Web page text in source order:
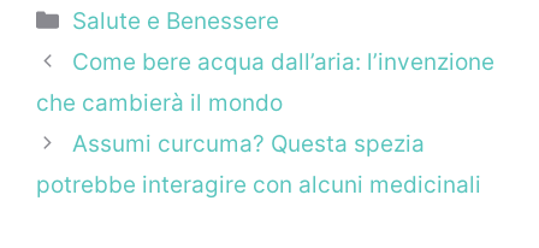
Categorie
Salute e Benessere
Come bere acqua dall’aria: l’invenzione
che cambierà il mondo
Assumi curcuma? Questa spezia
potrebbe interagire con alcuni medicinali